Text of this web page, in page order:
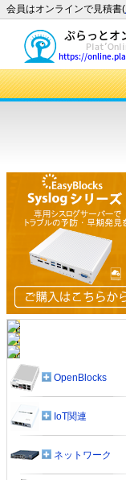
会員はオンラインで見積書(
OpenBlocks
IoT関連
ネットワーク